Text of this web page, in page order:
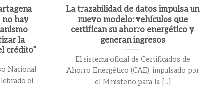
no hay
la
crédito”
Nacional
el
La trazabilidad de datos impulsa un
nuevo modelo: vehículos que
certifican su ahorro energético y
generan ingresos
El sistema oficial de Certificados de
Ahorro Energético (CAE), impulsado por
el Ministerio para la [...]